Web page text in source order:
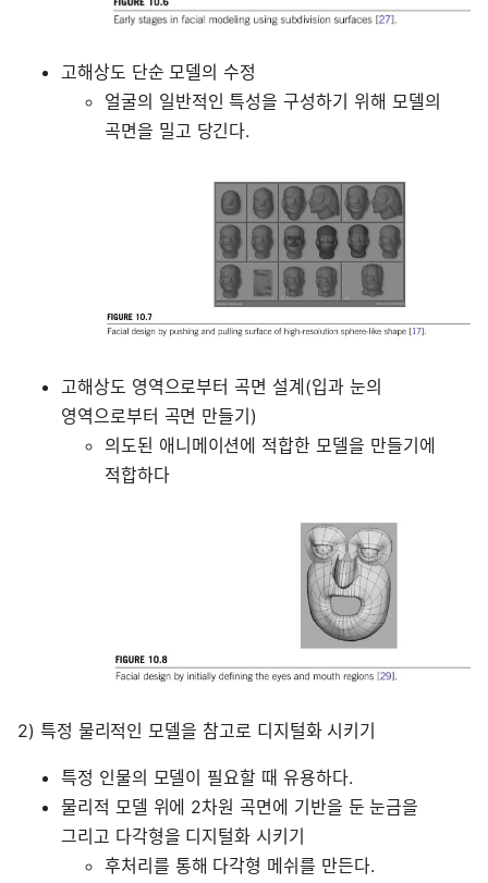
고해상도 단순 모델의 수정
얼굴의 일반적인 특성을 구성하기 위해 모델의
곡면을 밀고 당긴다.
고해상도 영역으로부터 곡면 설계(입과 눈의
영역으로부터 곡면 만들기)
의도된 애니메이션에 적합한 모델을 만들기에
적합하다
2) 특정 물리적인 모델을 참고로 디지털화 시키기
특정 인물의 모델이 필요할 때 유용하다.
물리적 모델 위에 2차원 곡면에 기반을 둔 눈금을
그리고 다각형을 디지털화 시키기
후처리를 통해 다각형 메쉬를 만든다.